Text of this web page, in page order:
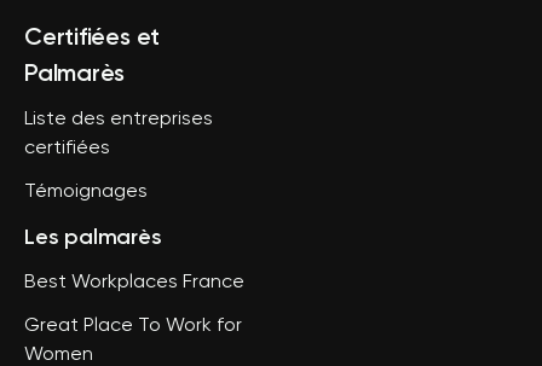
Certifiées et
Palmarès
Liste des entreprises
certifiées
Témoignages
Les palmarès
Best Workplaces France
Great Place To Work for
Women